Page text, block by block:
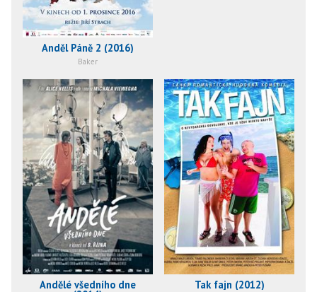
Anděl Páně 2 (2016)
Baker
Andělé všedního dne Tak fajn (2012)